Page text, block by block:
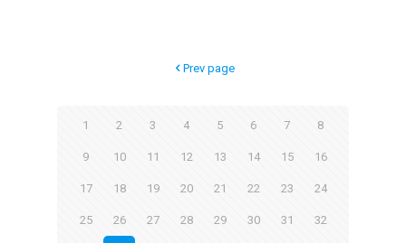
Prev page
1 2 3 4 5 6 7 8
9 10 11 12 13 14 15 16
17 18 19 20 21 22 23 24
25 26 27 28 29 30 31 32